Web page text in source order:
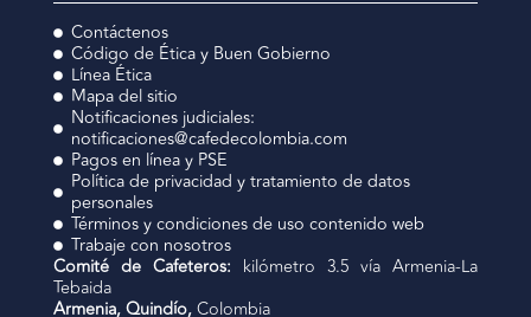
Contáctenos
Código de Ética y Buen Gobierno
Línea Ética
Mapa del sitio
Notificaciones judiciales:
notificaciones@cafedecolombia.com
Pagos en línea y PSE
Política de privacidad y tratamiento de datos
personales
Términos y condiciones de uso contenido web
Trabaje con nosotros
Comité de Cafeteros: kilómetro 3.5 vía Armenia-La
Tebaida
Armenia, Quindío,Colombia